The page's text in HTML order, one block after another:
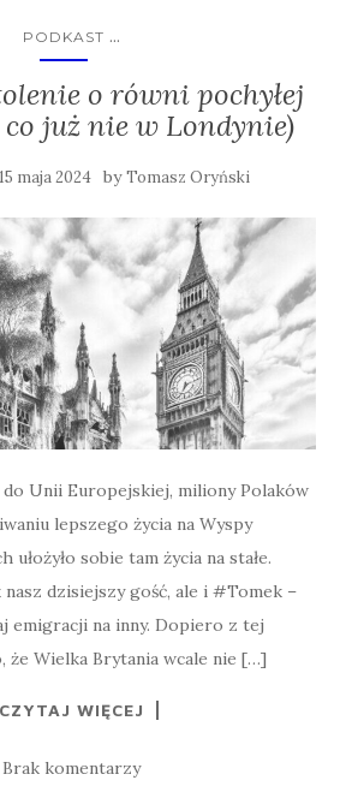
PODKAST ...
o równi pochyłej
co już nie w Londynie)
15 maja 2024 byTomasz Oryński
do Unii Europejskiej, miliony Polaków
lepszego życia na Wyspy
sobie tam życia na stałe.
nasz dzisiejszy gość, ale i #Tomek –
emigracji na inny. Dopiero z tej
że Wielka Brytania wcale nie […]
CZYTAJ WIĘCEJ
Brak komentarzy